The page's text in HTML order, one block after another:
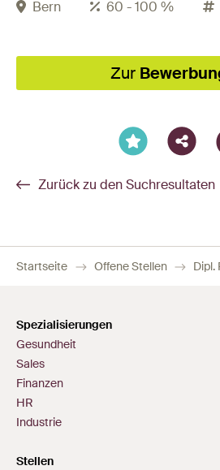
Bern 60 - 100 %
Zur X
Zurück zu den Suchresultaten
Startseite Offene Stellen
Spezialisierungen
Gesundheit
Sales
Finanzen
HR
Industrie
Stellen